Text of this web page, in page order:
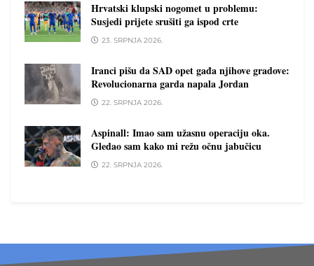
Hrvatski klupski nogomet u problemu:
Susjedi prijete srušiti ga ispod crte
23. SRPNJA 2026.
Iranci pišu da SAD opet gađa njihove gradove:
Revolucionarna garda napala Jordan
22. SRPNJA 2026.
Aspinall: Imao sam užasnu operaciju oka.
Gledao sam kako mi režu očnu jabučicu
22. SRPNJA 2026.